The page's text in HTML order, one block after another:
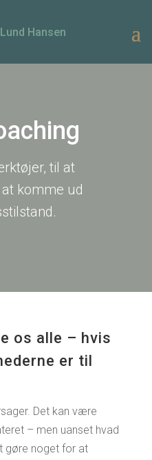
til at
komme ud
os alle – hvis
er til
Det kan være
– men uanset hvad
gøre noget for at